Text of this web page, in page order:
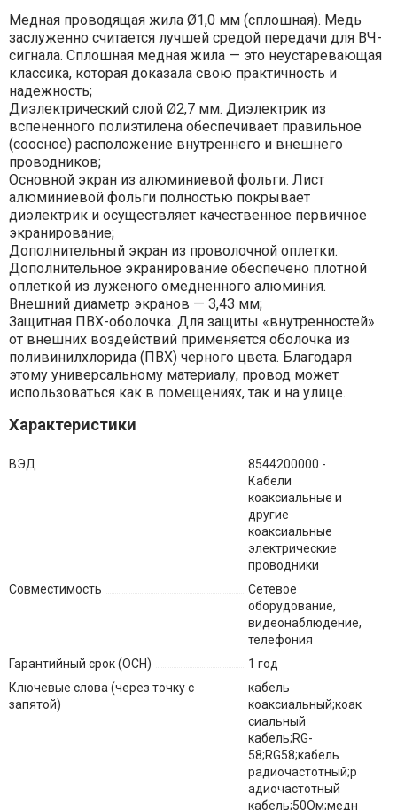
Медная проводящая жила Ø1,0 мм (сплошная). Медь
заслуженно считается лучшей средой передачи для ВЧ-
сигнала. Сплошная медная жила — это неустаревающая
классика, которая доказала свою практичность и
надежность;
Диэлектрический слой Ø2,7 мм. Диэлектрик из
вспененного полиэтилена обеспечивает правильное
(соосное) расположение внутреннего и внешнего
проводников;
Основной экран из алюминиевой фольги. Лист
алюминиевой фольги полностью покрывает
диэлектрик и осуществляет качественное первичное
экранирование;
Дополнительный экран из проволочной оплетки.
Дополнительное экранирование обеспечено плотной
оплеткой из луженого омедненного алюминия.
Внешний диаметр экранов — 3,43 мм;
Защитная ПВХ-оболочка. Для защиты «внутренностей»
от внешних воздействий применяется оболочка из
поливинилхлорида (ПВХ) черного цвета. Благодаря
этому универсальному материалу, провод может
использоваться как в помещениях, так и на улице.
Характеристики
ВЭД
8544200000 -
Кабели
коаксиальные и
другие
коаксиальные
электрические
проводники
Совместимость
Сетевое
оборудование,
видеонаблюдение,
телефония
Гарантийный срок (ОСН)
1 год
Ключевые слова (через точку с
запятой)
кабель
коаксиальный;коак
сиальный
кабель;RG-
58;RG58;кабель
радиочастотный;р
адиочастотный
кабель;50Ом;медн